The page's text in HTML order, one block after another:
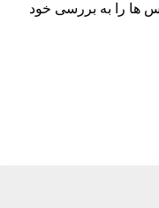
ها را به بررسی خود